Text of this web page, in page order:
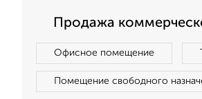
Продажа
Офисное помещение
Помещение свободного